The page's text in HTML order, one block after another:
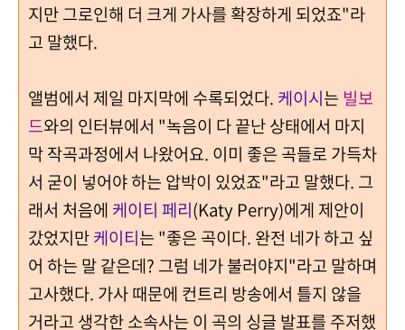
지만 그로인해 더 크게 가사를 확장하게 되었죠"라
고 말했다.
앨범에서 제일 마지막에 수록되었다. 케이시는 빌보
드와의 인터뷰에서 "녹음이 다 끝난 상태에서 마지
막 작곡과정에서 나왔어요. 이미 좋은 곡들로 가득차
서 굳이 넣어야 하는 압박이 있었죠"라고 말했다. 그
래서 처음에 케이티 페리(Katy Perry)에게 제안이
갔었지만케이티는 "좋은 곡이다. 완전 네가 하고 싶
어 하는 말 같은데? 그럼 네가 불러야지"라고 말하며
고사했다. 가사 때문에 컨트리 방송에서 틀지 않을
거라고 생각한 소속사는 이 곡의 싱글 발표를 주저했